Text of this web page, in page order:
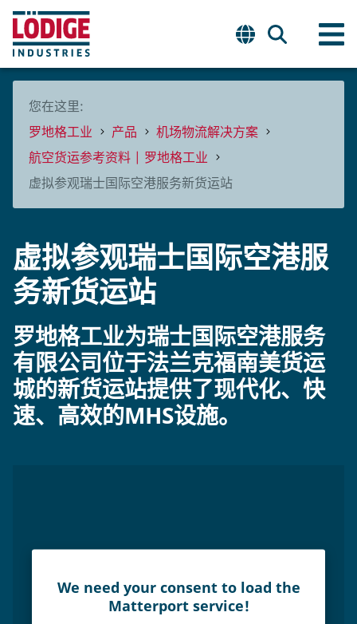
您在这里:
罗地格工业
产品
机场物流解决方案
航空货运参考资料 | 罗地格工业
虚拟参观瑞士国际空港服务新货运站
虚拟参观瑞士国际空港服
务新货运站
罗地格工业为瑞士国际空港服务
有限公司位于法兰克福南美货运
城的新货运站提供了现代化、快
速、高效的MHS设施。
We need your consent to load the
Matterport service!